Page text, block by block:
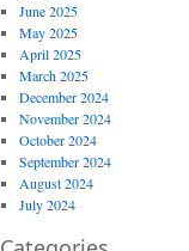
June 2025
May 2025
April 2025
March 2025
December 2024
November 2024
October 2024
September 2024
August 2024
July 2024